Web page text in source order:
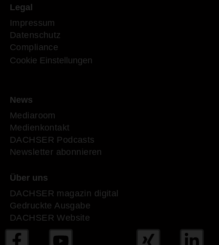
Legal
Impressum
Datenschutz
Compliance
Cookie Einstellungen
News
Mediaroom
Medienkontakt
DACHSER Podcasts
Newsletter abonnieren
Über uns
DACHSER magazin digital
Gedruckte Ausgabe
DACHSER Website